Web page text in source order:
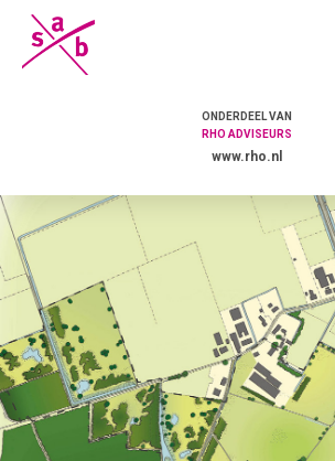
ONDERDEEL VAN
RHO ADVISEURS
www.rho.nl